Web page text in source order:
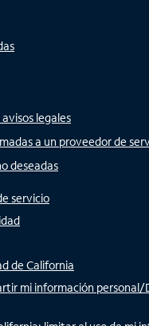
legales
a un proveedor de
deseadas
servicio
de California
mi información personal/